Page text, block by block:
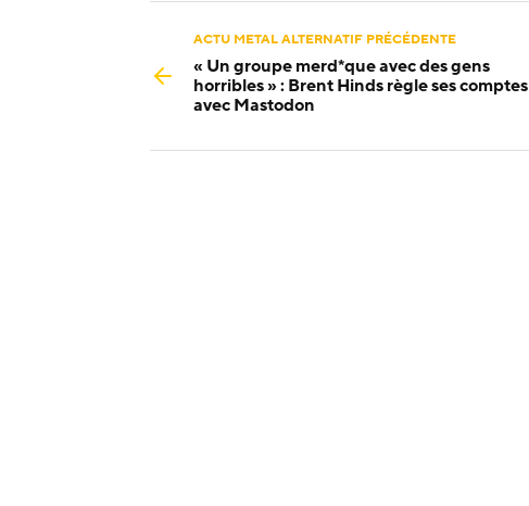
ACTU METAL ALTERNATIF PRÉCÉDENTE
« Un groupe merd*que avec des gens
horribles » : Brent Hinds règle ses comptes
avec Mastodon